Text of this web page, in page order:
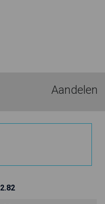
Aandelen
2.82